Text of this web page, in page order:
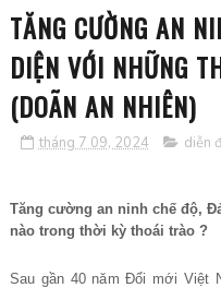
TĂNG CƯỜNG AN
DIỆN VỚI NHỮNG
(DOÃN AN NHIÊN)
tháng 7 09, 2024 diễn
Tăng cường an ninh chế độ,
nào trong thời kỳ thoái trào ?
Sau gần 40 năm Đổi mới Việt